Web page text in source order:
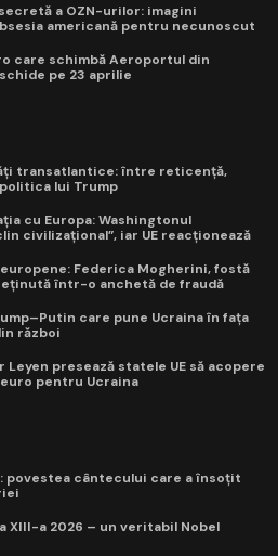
a OZN-urilor: imagini
americană pentru necunoscut
care schimbă Aeroportul din
pe 23 aprilie
transatlantice: între reticență,
lui Trump
cu Europa: Washingtonul
civilizațional”, iar UE reacționează
Federica Mogherini, fostă
într-o anchetă de fraudă
care pune Ucraina în fața
război
Leyen presează statele UE să acopere
pentru Ucraina
povestea cântecului care a însoțit
XIII-a 2026 – un veritabil Nobel